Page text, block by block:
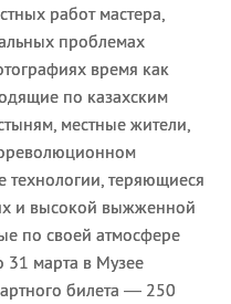
работ мастера,
проблемах
время как
по казахским
местные жители,
теряющиеся
и высокой выжженной
по своей атмосфере
марта в Музее
билета — 250